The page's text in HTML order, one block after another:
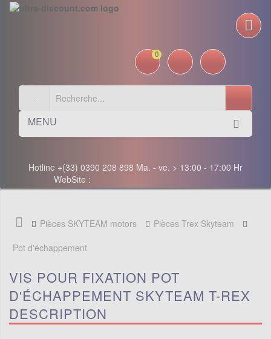
0
MENU
Hotline +(33) 0390 208 898 Ma. - ve. > 13:00 - 17:00 Hr
WebSite :
Pièces SKYTEAM motors
Pièces Trex Skyteam
Pot d'échappement
VIS POUR FIXATION POT
D'ÉCHAPPEMENT SKYTEAM T-REX
DESCRIPTION